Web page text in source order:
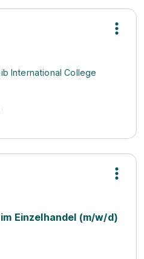
International College
Einzelhandel (m/w/d)